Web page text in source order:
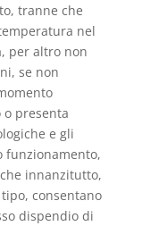
tranne che
nel
per altro non
se non
presenta
e gli
innanzitutto,
consentano
dispendio di